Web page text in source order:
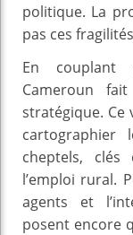
politique. La
pas ces
En couplant
Cameroun
stratégique.
cartographier
cheptels,
l’emploi rural.
agents et
posent encore